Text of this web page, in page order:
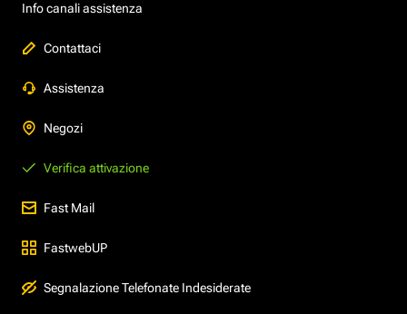
Info canali assistenza
Contattaci
Assistenza
Negozi
Verifica attivazione
Fast Mail
FastwebUP
Segnalazione Telefonate Indesiderate